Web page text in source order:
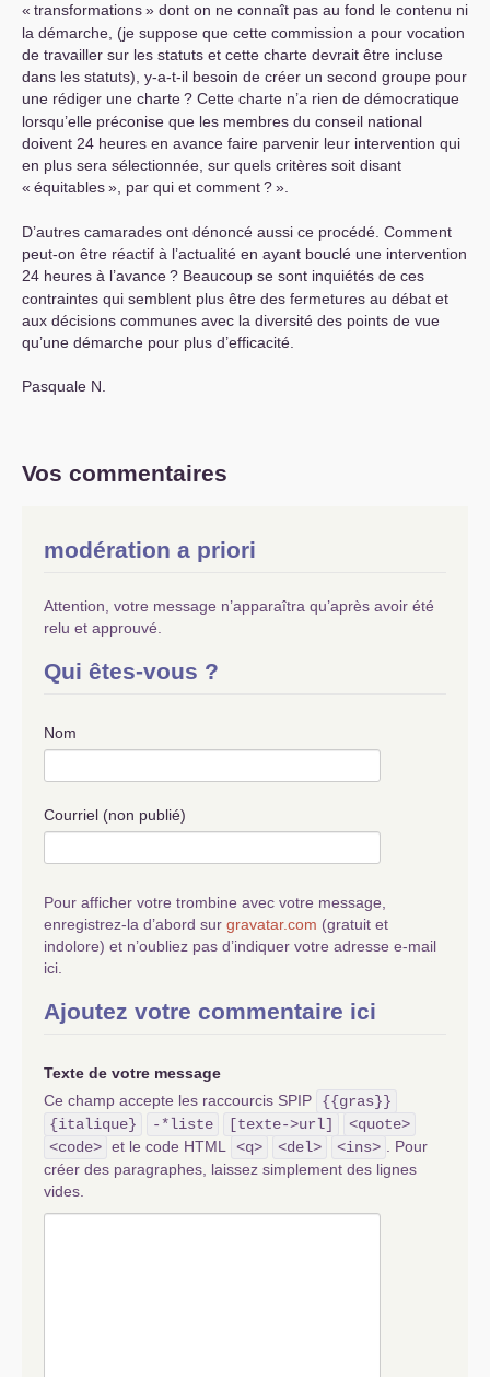
« transformations» dont on ne connaît pas au fond le contenu ni
la démarche, (je suppose que cette commission a pour vocation
de travailler sur les statuts et cette charte devrait être incluse
dans les statuts), y-a-t-il besoin de créer un second groupe pour
une rédiger une charte? Cette charte n’a rien de démocratique
lorsqu’elle préconise que les membres du conseil national
doivent 24 heures en avance faire parvenir leur intervention qui
en plus sera sélectionnée, sur quels critères soit disant
« équitables», par qui et comment?».
D’autres camarades ont dénoncé aussi ce procédé. Comment
peut-on être réactif à l’actualité en ayant bouclé une intervention
24 heures à l’avance? Beaucoup se sont inquiétés de ces
contraintes qui semblent plus être des fermetures au débat et
aux décisions communes avec la diversité des points de vue
qu’une démarche pour plus d’efficacité.
Pasquale N.
Vos commentaires
modération a priori
Attention, votre message n’apparaîtra qu’après avoir été
relu et approuvé.
Qui êtes-vous ?
Nom
Courriel (non publié)
Pour afficher votre trombine avec votre message,
enregistrez-la d’abord sur gravatar.com (gratuit et
indolore) et n’oubliez pas d’indiquer votre adresse e-mail
ici.
Ajoutez votre commentaire ici
Texte de votre message
Ce champ accepte les raccourcis SPIP
{{gras}}
{italique}
-*liste [texte->url]
<quote>
<code> et le code HTML <q> <del> <ins>
. Pour
créer des paragraphes, laissez simplement des lignes
vides.